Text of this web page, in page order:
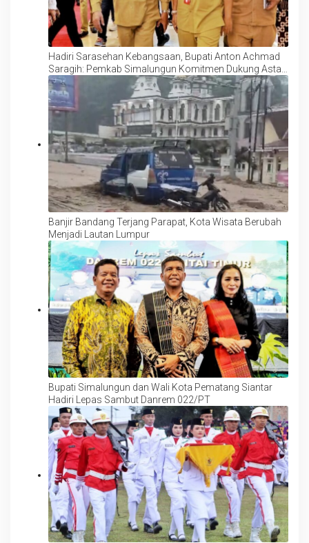
Hadiri Sarasehan Kebangsaan, Bupati Anton Achmad
Saragih: Pemkab Simalungun Komitmen Dukung Asta
Cita Presiden Prabowo
Banjir Bandang Terjang Parapat, Kota Wisata Berubah
Menjadi Lautan Lumpur
Bupati Simalungun dan Wali Kota Pematang Siantar
Hadiri Lepas Sambut Danrem 022/PT